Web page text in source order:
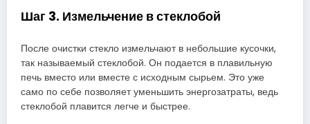
Шаг 3. Измельчение в стеклобой
После очистки стекло измельчают в небольшие кусочки,
так называемый стеклобой. Он подается в плавильную
печь вместо или вместе с исходным сырьем. Это уже
само по себе позволяет уменьшить энергозатраты, ведь
стеклобой плавится легче и быстрее.